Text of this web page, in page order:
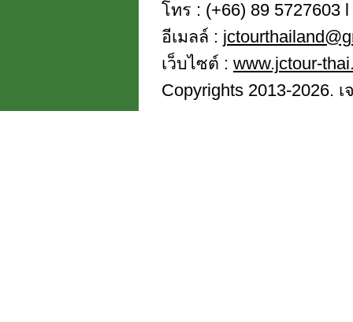
โทร : (+66) 89 5727603
อีเมลล์ :
เว็บไซต์ : www.jctour-
Copyrights 2013-2026.